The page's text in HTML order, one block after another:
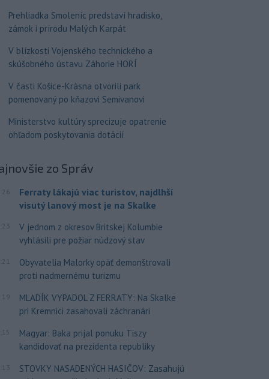
Prehliadka Smoleníc predstaví hradisko,
zámok i prírodu Malých Karpát
V blízkosti Vojenského technického a
skúšobného ústavu Záhorie HORÍ
V časti Košice-Krásna otvorili park
pomenovaný po kňazovi Semivanovi
Ministerstvo kultúry sprecizuje opatrenie
ohľadom poskytovania dotácií
zo Správ
Ferraty lákajú viac turistov, najdlhší
visutý lanový most je na Skalke
V jednom z okresov Britskej Kolumbie
vyhlásili pre požiar núdzový stav
Obyvatelia Malorky opäť demonštrovali
proti nadmernému turizmu
MLADÍK VYPADOL Z FERRATY: Na Skalke
pri Kremnici zasahovali záchranári
Magyar: Baka prijal ponuku Tiszy
kandidovať na prezidenta republiky
STOVKY NASADENÝCH HASIČOV: Zasahujú